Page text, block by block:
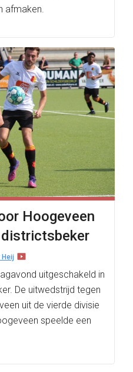
afmaken.
Hoogeveen
uitgeschakeld in
De uitwedstrijd tegen
uit de vierde divisie
speelde een